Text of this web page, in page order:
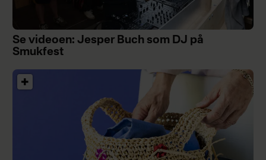
Se videoen: Jesper Buch som DJ på
Smukfest